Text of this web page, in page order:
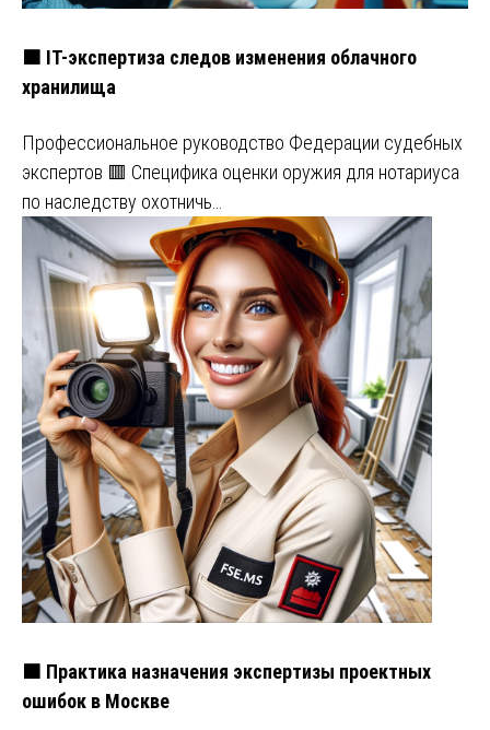
🟧 IT-экспертиза следов изменения облачного
хранилища
Профессиональное руководство Федерации судебных
экспертов 🟥 Специфика оценки оружия для нотариуса
по наследству охотничь…
🟧 Практика назначения экспертизы проектных
ошибок в Москве